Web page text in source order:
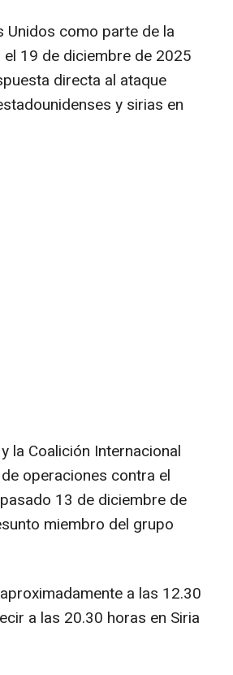
como parte de la
19 de diciembre de 2025
directa al ataque
y sirias en
la Coalición Internacional
operaciones contra el
13 de diciembre de
miembro del grupo
a las 12.30
a las 20.30 horas en Siria